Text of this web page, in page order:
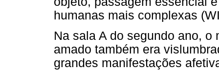
humanas mais complexas
Na sala A do segundo ano,
amado também era
grandes manifestações